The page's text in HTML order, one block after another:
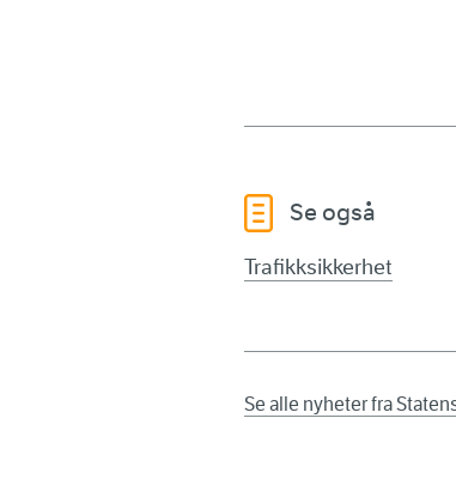
Se også
Trafikksikkerhet
Se alle nyheter fra